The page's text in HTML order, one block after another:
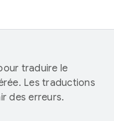
traduire le
Les traductions
des erreurs.